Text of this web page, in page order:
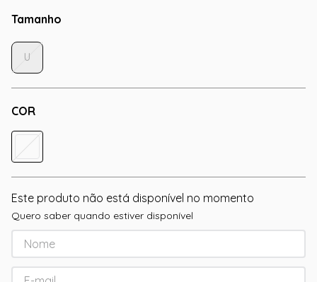
Tamanho
COR
U
Este produto não está disponível no momento
Quero saber quando estiver disponível